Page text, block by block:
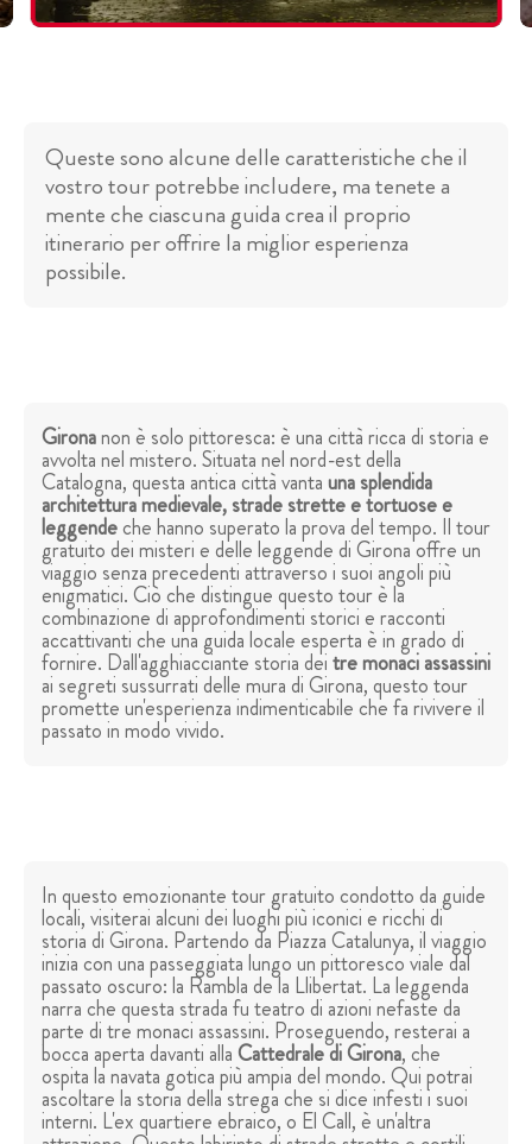
Queste sono alcune delle caratteristiche che il
vostro tour potrebbe includere, ma tenete a
mente che ciascuna guida crea il proprio
itinerario per offrire la miglior esperienza
possibile.
Gironanon è solo pittoresca: è una città ricca di storia e
avvolta nel mistero. Situata nel nord-est della
Catalogna, questa antica città vantauna splendida
architettura medievale, strade strette e tortuose e
leggendeche hanno superato la prova del tempo. Il tour
gratuito dei misteri e delle leggende di Girona offre un
viaggio senza precedenti attraverso i suoi angoli più
enigmatici. Ciò che distingue questo tour è la
combinazione di approfondimenti storici e racconti
accattivanti che una guida locale esperta è in grado di
fornire. Dall'agghiacciante storia deitre monaci assassini
ai segreti sussurrati delle mura di Girona, questo tour
promette un'esperienza indimenticabile che fa rivivere il
passato in modo vivido.
In questo emozionante tour gratuito condotto da guide
locali, visiterai alcuni dei luoghi più iconici e ricchi di
storia di Girona. Partendo da Piazza Catalunya, il viaggio
inizia con una passeggiata lungo un pittoresco viale dal
passato oscuro: la Rambla de la Llibertat. La leggenda
narra che questa strada fu teatro di azioni nefaste da
parte di tre monaci assassini. Proseguendo, resterai a
bocca aperta davanti allaCattedrale di Girona, che
ospita la navata gotica più ampia del mondo. Qui potrai
ascoltare la storia della strega che si dice infesti i suoi
interni. L'ex quartiere ebraico, o El Call, è un'altra